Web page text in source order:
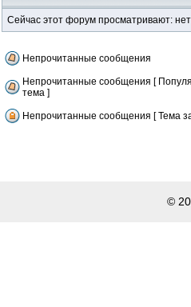
Сейчас этот форум просматривают:
Непрочитанные сообщения
Непрочитанные сообщения [
тема ]
Непрочитанные сообщения [ Тема
©